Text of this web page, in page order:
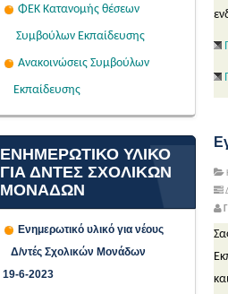
ΦΕΚ Κατανομής θέσεων
Συμβούλων Εκπαίδευσης
Ανακοινώσεις Συμβούλων
Εκπαίδευσης
ΕΝΗΜΕΡΩΤΙΚΟ ΥΛΙΚΟ
ΓΙΑ ΔΝΤΕΣ ΣΧΟΛΙΚΩΝ
ΜΟΝΑΔΩΝ
Ενημερωτικό υλικό για νέους
Δ/ντές Σχολικών Μονάδων
19-6-2023
ΠΡΟΣΩΡΙΝΕΣ ΤΟΠΟΘΕΤΗΣΕΙΣ
ΓΙΑ ΤΟ ΔΙΔΑΚΤΙΚΟ ΕΤΟΣ 2026-